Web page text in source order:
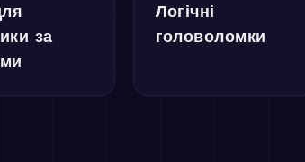
за
Логічні
головоломки